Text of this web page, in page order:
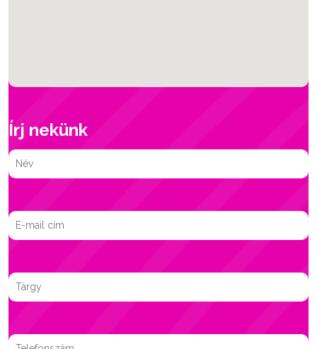
Írj nekünk